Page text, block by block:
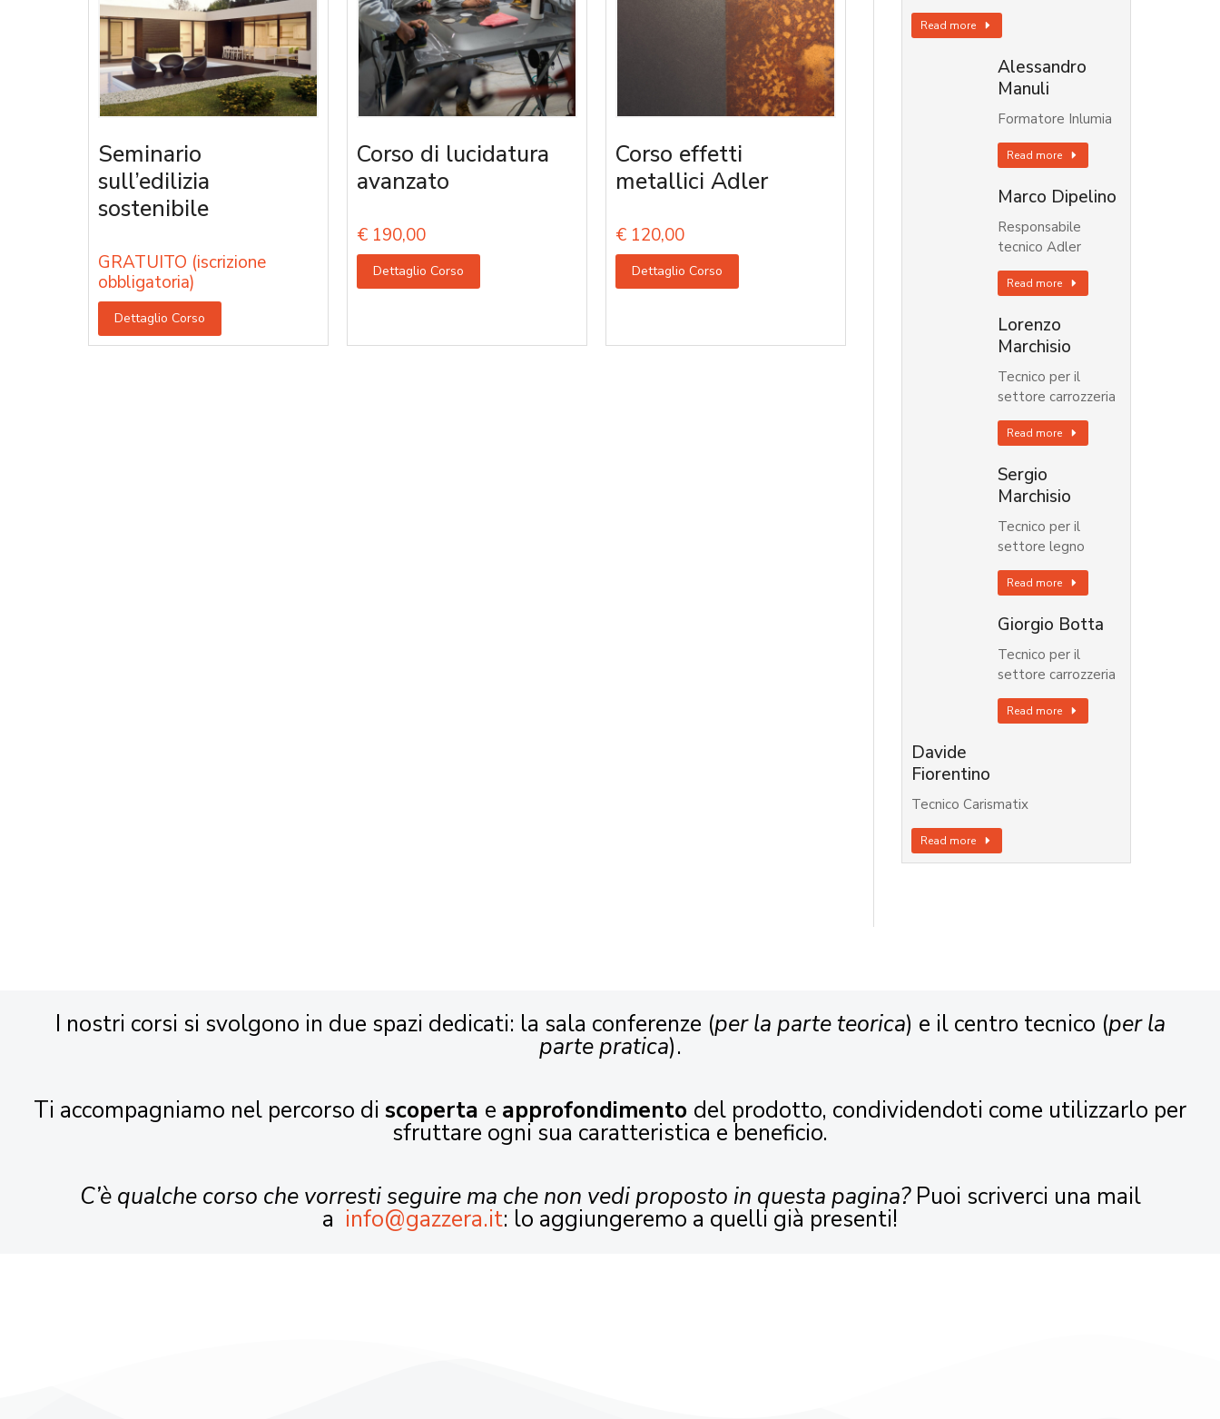
Seminario
sull’edilizia
sostenibile
GRATUITO (iscrizione
obbligatoria)
Dettaglio Corso
Corso di lucidatura
avanzato
€ 190,00
Dettaglio Corso
Corso effetti
metallici Adler
€ 120,00
Dettaglio Corso
Read more
Alessandro
Manuli
Formatore Inlumia
Read more
Marco Dipelino
Responsabile
tecnico Adler
Read more
Lorenzo
Marchisio
Tecnico per il
settore carrozzeria
Read more
Sergio
Marchisio
Tecnico per il
settore legno
Read more
Giorgio Botta
Tecnico per il
settore carrozzeria
Read more
Davide
Fiorentino
Tecnico Carismatix
Read more
I nostri corsi si svolgono in due spazi dedicati: la sala conferenze (per la parte teorica) e il centro tecnico (per la
parte pratica).
Ti accompagniamo nel percorso di scoperta e approfondimento del prodotto, condividendoti come utilizzarlo per
sfruttare ogni sua caratteristica e beneficio.
C’è qualche corso che vorresti seguire ma che non vedi proposto in questa pagina?Puoi scriverci una mail
a info@gazzera.it: lo aggiungeremo a quelli già presenti!